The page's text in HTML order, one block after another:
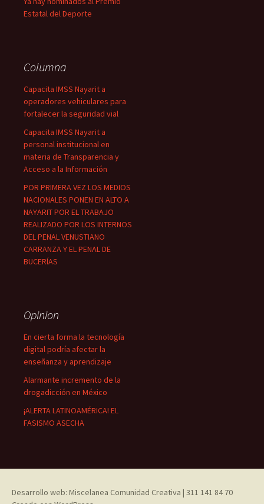
Estatal del Deporte
Columna
Capacita IMSS Nayarit a
operadores vehiculares para
fortalecer la seguridad vial
Capacita IMSS Nayarit a
personal institucional en
materia de Transparencia y
Acceso a la Información
POR PRIMERA VEZ LOS MEDIOS
NACIONALES PONEN EN ALTO A
NAYARIT POR EL TRABAJO
REALIZADO POR LOS INTERNOS
DEL PENAL VENUSTIANO
CARRANZA Y EL PENAL DE
BUCERÍAS
Opinion
En cierta forma la tecnología
digital podría afectar la
enseñanza y aprendizaje
Alarmante incremento de la
drogadicción en México
¡ALERTA LATINOAMÉRICA! EL
FASISMO ASECHA
Desarrollo web: Miscelanea Comunidad Creativa | 311 141 84 70